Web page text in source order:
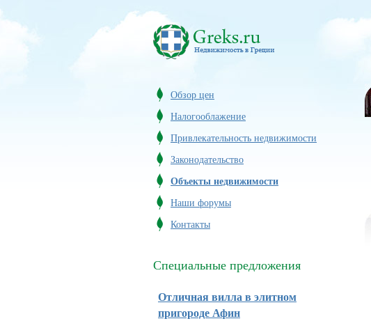
Обзор цен
Налогооблажение
Привлекательность недвижимости
Законодательство
Объекты недвижимости
Наши форумы
Контакты
Специальные предложения
Отличная вилла в элитном
пригороде Афин